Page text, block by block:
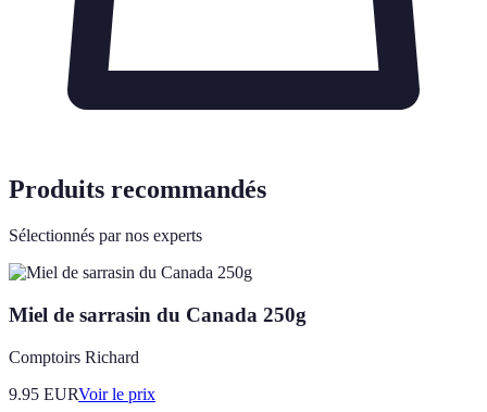
Produits recommandés
Sélectionnés par nos experts
Miel de sarrasin du Canada 250g
Comptoirs Richard
9.95 EURVoir le prix